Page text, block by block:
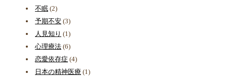
不眠 (2)
予期不安 (3)
人見知り (1)
心理療法 (6)
恋愛依存症 (4)
日本の精神医療 (1)